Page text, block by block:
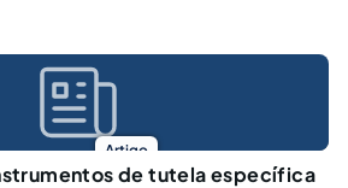
Artigo
de tutela específica